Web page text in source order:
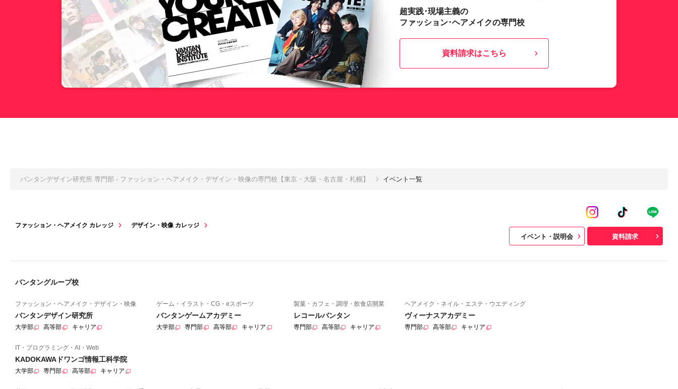
超実践･現場主義の
ファッション･ヘアメイクの専門校
資料請求はこちら
バンタンデザイン研究所 専門部 - ファッション・ヘアメイク・デザイン・映像の専門校【東京・大阪・名古屋・札幌】 イベント一覧
ファッション・ヘアメイク カレッジ デザイン・映像 カレッジ
イベント・説明会 資料請求
バンタングループ校
ファッション・ヘアメイク・デザイン・映像
バンタンデザイン研究所
大学部 高等部 キャリア
ゲーム・イラスト・CG・eスポーツ
バンタンゲームアカデミー
大学部 専門部 高等部 キャリア
製菓・カフェ・調理・飲食店開業
レコールバンタン
専門部 高等部 キャリア
ヘアメイク・ネイル・エステ・ウエディング
ヴィーナスアカデミー
専門部 高等部 キャリア
IT・プログラミング・AI・Web
KADOKAWAドワンゴ情報工科学院
大学部 専門部 高等部 キャリア